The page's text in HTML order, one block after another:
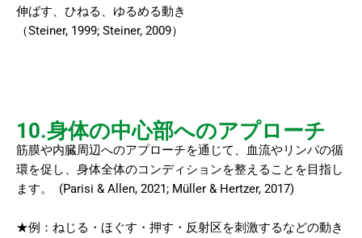
伸ばす、ひねる、ゆるめる動き
（Steiner, 1999; Steiner, 2009）
10.身体の中心部へのアプローチ
筋膜や内臓周辺へのアプローチを通じて、血流やリンパの循
環を促し、身体全体のコンディションを整えることを目指し
ます。 (Parisi & Allen, 2021; Müller & Hertzer, 2017)
★例：ねじる・ほぐす・押す・反射区を刺激するなどの動き